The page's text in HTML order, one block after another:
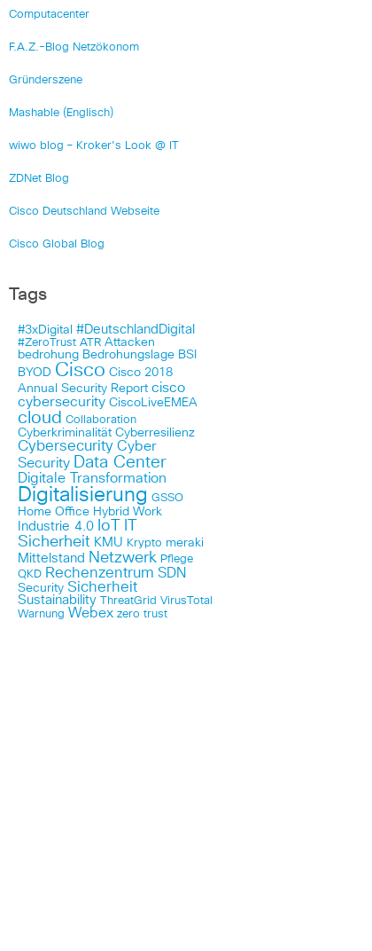
Computacenter
F.A.Z.-Blog Netzökonom
Gründerszene
Mashable (Englisch)
wiwo blog – Kroker's Look @ IT
ZDNet Blog
Cisco Deutschland Webseite
Cisco Global Blog
Tags
#3xDigital #DeutschlandDigital
#ZeroTrust ATR Attacken
bedrohung Bedrohungslage BSI
BYOD Cisco Cisco 2018
Annual Security Report cisco
cybersecurity CiscoLiveEMEA
cloud Collaboration
Cyberkriminalität Cyberresilienz
Cybersecurity Cyber
Security Data Center
Digitale Transformation
Digitalisierung GSSO
Home Office Hybrid Work
Industrie 4.0 IoT
Sicherheit KMU Krypto meraki
Mittelstand Netzwerk Pflege
QKD Rechenzentrum SDN
Security Sicherheit
Sustainability ThreatGrid VirusTotal
Warnung Webex zero trust